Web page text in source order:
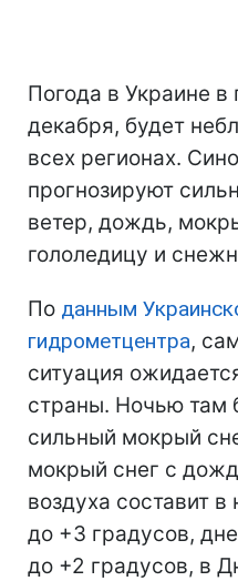
Погода в Украине в
декабря, будет
всех регионах.
прогнозируют
ветер, дождь,
гололедицу и
По данным
гидрометцентра,
ситуация
страны. Ночью там
сильный мокрый
мокрый снег с
воздуха составит
до +3 градусов,
до +2 градусов, в